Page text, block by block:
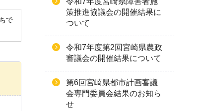
で
策推進協議会の開催結果に
ついて
令和7年度第2回宮崎県農政
審議会の開催結果について
第6回宮崎県都市計画審議
会専門委員会結果のお知ら
せ